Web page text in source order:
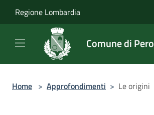
Regione Lombardia
Comune di Pero
Home > Approfondimenti > Le origini